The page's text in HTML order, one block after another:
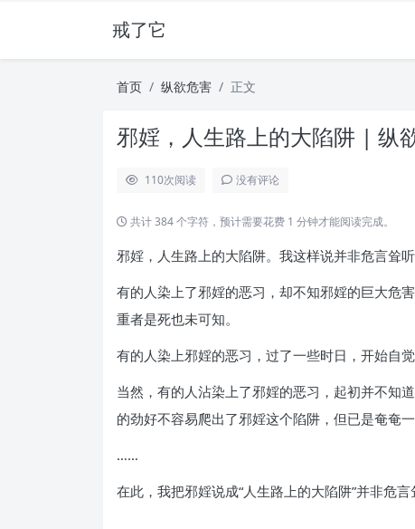
戒了它
首页 纵欲危害 正文
邪婬，人生路上的大陷阱 | 纵
110次阅读 没有评论
共计 384 个字符，预计需要花费 1 分钟才能阅读完成。
邪婬，人生路上的大陷阱。我这样说并非危言耸
有的人染上了邪婬的恶习，却不知邪婬的巨大危
重者是死也未可知。
有的人染上邪婬的恶习，过了一些时日，开始自
当然，有的人沾染上了邪婬的恶习，起初并不知
的劲好不容易爬出了邪婬这个陷阱，但已是奄奄一
……
在此，我把邪婬说成“人生路上的大陷阱”并非危